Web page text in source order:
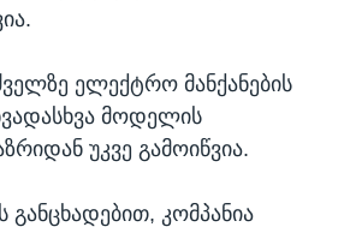
ელექტრო მანქანების
მოდელის
უკვე გამოიწვია.
კომპანია